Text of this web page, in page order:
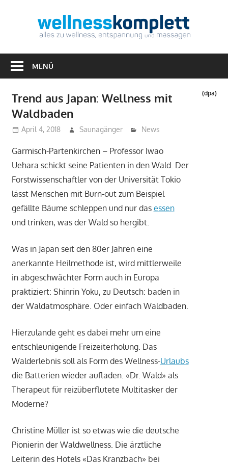
zu
&
Massagen
MENÜ
Trend aus Japan: Wellness mit
Waldbaden
(dpa)
April 4, 2018 Saunagänger News
Garmisch-Partenkirchen – Professor Iwao
Uehara schickt seine Patienten in den Wald. Der
Forstwissenschaftler von der Universität Tokio
lässt Menschen mit Burn-out zum Beispiel
gefällte Bäume schleppen und nur das essen
und trinken, was der Wald so hergibt.
Was in Japan seit den 80er Jahren eine
anerkannte Heilmethode ist, wird mittlerweile
in abgeschwächter Form auch in Europa
praktiziert: Shinrin Yoku, zu Deutsch: baden in
der Waldatmosphäre. Oder einfach Waldbaden.
Hierzulande geht es dabei mehr um eine
entschleunigende Freizeiterholung. Das
Walderlebnis soll als Form des Wellness-Urlaubs
die Batterien wieder aufladen. «Dr. Wald» als
Therapeut für reizüberflutete Multitasker der
Moderne?
Christine Müller ist so etwas wie die deutsche
Pionierin der Waldwellness. Die ärztliche
Leiterin des Hotels «Das Kranzbach» bei